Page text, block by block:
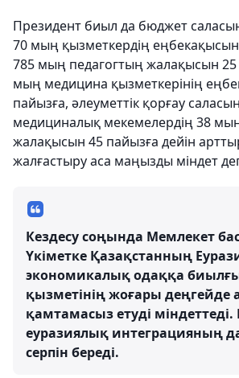
Президент биыл да бюджет
70 мың қызметкердің
785 мың педагогтың жалақысын 25
мың медицина қызметкерінің
пайызға, әлеуметтік қорғау
медициналық мекемелердің 38
жалақысын 45 пайызға дейін
жалғастыру аса маңызды міндет
Кездесу соңында Мемлекет
Үкіметке Қазақстанның
экономикалық одаққа
қызметінің жоғары деңгейде
қамтамасыз етуді
еуразиялық интеграцияның
серпін береді.